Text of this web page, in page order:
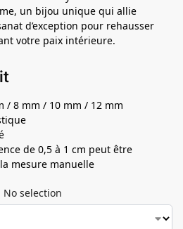
un bijou unique qui allie
d’exception pour rehausser
votre paix intérieure.
/ 8 mm / 10 mm / 12 mm
de 0,5 à 1 cm peut être
mesure manuelle
No selection